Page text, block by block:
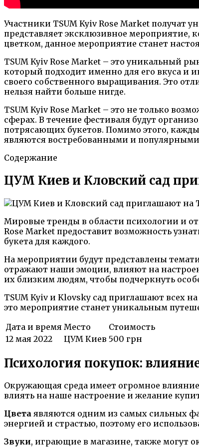
Участники TSUM Kyiv Rose Market получат
представляет эксклюзивное мероприятие,
цветком, данное мероприятие станет
TSUM Kyiv Rose Market – это уникальный
который подходит именно для его вкуса и
своего собственного выращивания. Это
нельзя найти больше нигде.
TSUM Kyiv Rose Market – это не только
сферах. В течение фестиваля будут
потрясающих букетов. Помимо этого,
являются востребованными и
Содержание
ЦУМ Киев и Кловский сад
Мировые тренды в области психологии и
Rose Market предоставит возможность
букета для каждого.
На мероприятии будут представлены
отражают наши эмоции, влияют на
их близким людям, чтобы подчеркнуть
TSUM Kyiv и Klovsky сад приглашают всех
это мероприятие станет уникальным
Дата и время Место
Стоимость
12 мая 2022
ЦУМ Киев 500 грн
Психология покупок:
Окружающая среда имеет огромное
влиять на наше настроение и желание
Цвета являются одним из самых сильных
энергией и страстью, поэтому его
Звуки, играющие в магазине, также могут